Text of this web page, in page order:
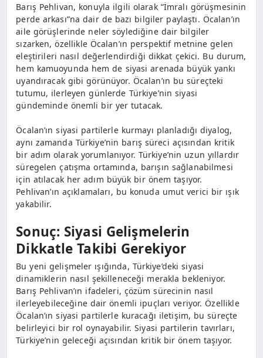
Barış Pehlivan, konuyla ilgili olarak “İmralı görüşmesinin
perde arkası”na dair de bazı bilgiler paylaştı. Öcalan’ın
aile görüşlerinde neler söylediğine dair bilgiler
sızarken, özellikle Öcalan’ın perspektif metnine gelen
eleştirileri nasıl değerlendirdiği dikkat çekici. Bu durum,
hem kamuoyunda hem de siyasi arenada büyük yankı
uyandıracak gibi görünüyor. Öcalan’ın bu süreçteki
tutumu, ilerleyen günlerde Türkiye’nin siyasi
gündeminde önemli bir yer tutacak.
Öcalan’ın siyasi partilerle kurmayı planladığı diyalog,
aynı zamanda Türkiye’nin barış süreci açısından kritik
bir adım olarak yorumlanıyor. Türkiye’nin uzun yıllardır
süregelen çatışma ortamında, barışın sağlanabilmesi
için atılacak her adım büyük bir önem taşıyor.
Pehlivan’ın açıklamaları, bu konuda umut verici bir ışık
yakabilir.
Sonuç: Siyasi Gelişmelerin
Dikkatle Takibi Gerekiyor
Bu yeni gelişmeler ışığında, Türkiye’deki siyasi
dinamiklerin nasıl şekilleneceği merakla bekleniyor.
Barış Pehlivan’ın ifadeleri, çözüm sürecinin nasıl
ilerleyebileceğine dair önemli ipuçları veriyor. Özellikle
Öcalan’ın siyasi partilerle kuracağı iletişim, bu süreçte
belirleyici bir rol oynayabilir. Siyasi partilerin tavırları,
Türkiye’nin geleceği açısından kritik bir önem taşıyor.